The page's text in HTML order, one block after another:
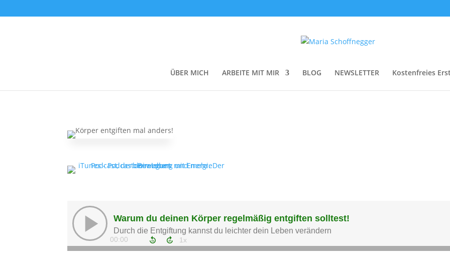
ÜBER MICH ARBEITE MIT MIR BLOG NEWSLETTER Kostenfreies